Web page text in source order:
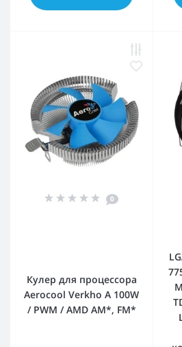
0
Кулер для процессора
Aerocool Verkho A 100W
/ PWM / AMD AM*, FM*